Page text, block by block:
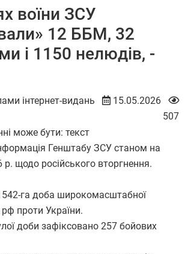
воїни ЗСУ
12 ББМ, 32
і 1150 нелюдів, -
інтернет-видань
15.05.2026
507
Генштабу ЗСУ станом на
р. щодо російського вторгнення.
га доба широкомасштабної
рф проти України.
доби зафіксовано 257 бойових